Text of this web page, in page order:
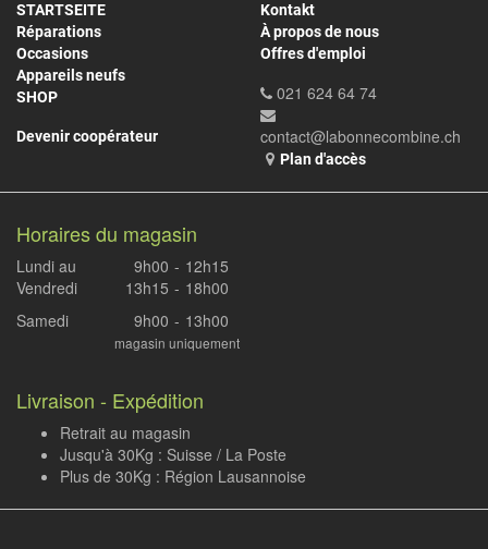
STARTSEITE
Réparations
Occasions
Appareils neufs
SHOP
Devenir coopérateur
Kontakt
À propos de nous
Offres d'emploi
021 624 64 74
contact@labonnecombine.ch
Plan d'accès
Horaires du magasin
Lundi au
Vendredi
9h00
13h15
-
-
12h15
18h00
Samedi
9h00 - 13h00
magasin uniquement
Livraison - Expédition
Retrait au magasin
Jusqu'à 30Kg : Suisse / La Poste
Plus de 30Kg : Région Lausannoise